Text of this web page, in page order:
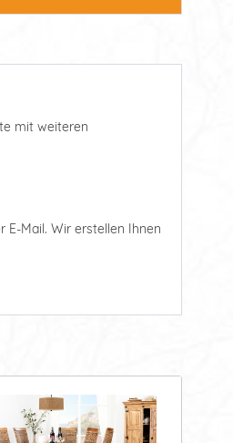
mit weiteren
Mail. Wir erstellen Ihnen